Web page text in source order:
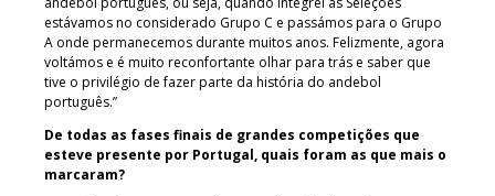
estávamos no considerado Grupo C e passámos para o Grupo
A onde permanecemos durante muitos anos. Felizmente, agora
voltámos e é muito reconfortante olhar para trás e saber que
tive o privilégio de fazer parte da história do andebol
português.”
De todas as fases finais de grandes competições que
esteve presente por Portugal, quais foram as que mais o
marcaram?